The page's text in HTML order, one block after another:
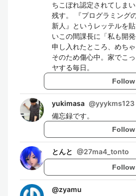
ちこぼれ認定されてしま
残す。 『プログラミング
新人』というレッテルを
いこの間課長に「私も開
申し入れたところ、めちゃ
そのため傷心中。家でこ
ヤする毎日。
Follow
yukimasa @yyykms123
備忘録です。
Follow
とんと @27ma4_tonto
Follow
@zyamu